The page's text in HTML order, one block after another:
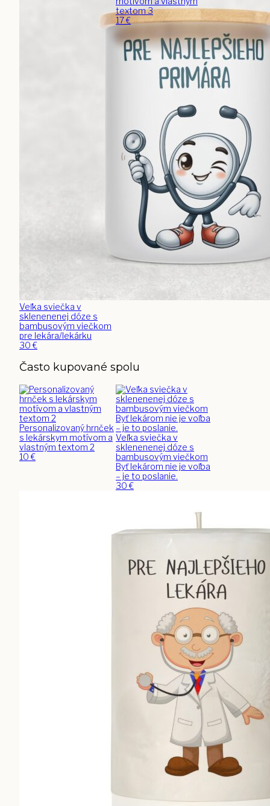
Veľka sviečka v
sklenenenej dóze s
bambusovým viečkom
pre lekára/lekárku
30€
textom 3
17€
Často kupované spolu
Personalizovaný hrnček
s lekárskym motívom a
vlastným textom 2
10€
Veľka sviečka v
sklenenenej dóze s
bambusovým viečkom
Byť lekárom nie je voľba
– je to poslanie.
30€